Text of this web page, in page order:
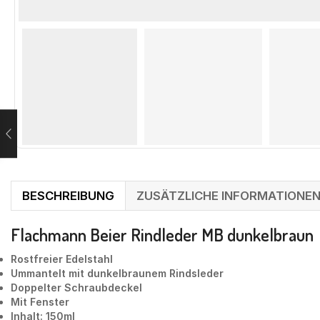
BESCHREIBUNG ZUSÄTZLICHE INFORMATIONEN
Flachmann Beier Rindleder MB dunkelbraun
Rostfreier Edelstahl
Ummantelt mit dunkelbraunem Rindsleder
Doppelter Schraubdeckel
Mit Fenster
Inhalt: 150ml